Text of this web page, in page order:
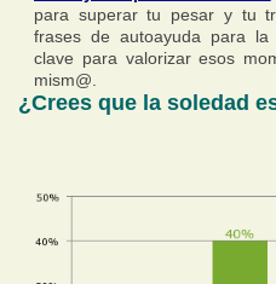
para superar tu pesar y tu
frases de autoayuda para
clave para valorizar esos
mism@.
¿Crees que la soledad